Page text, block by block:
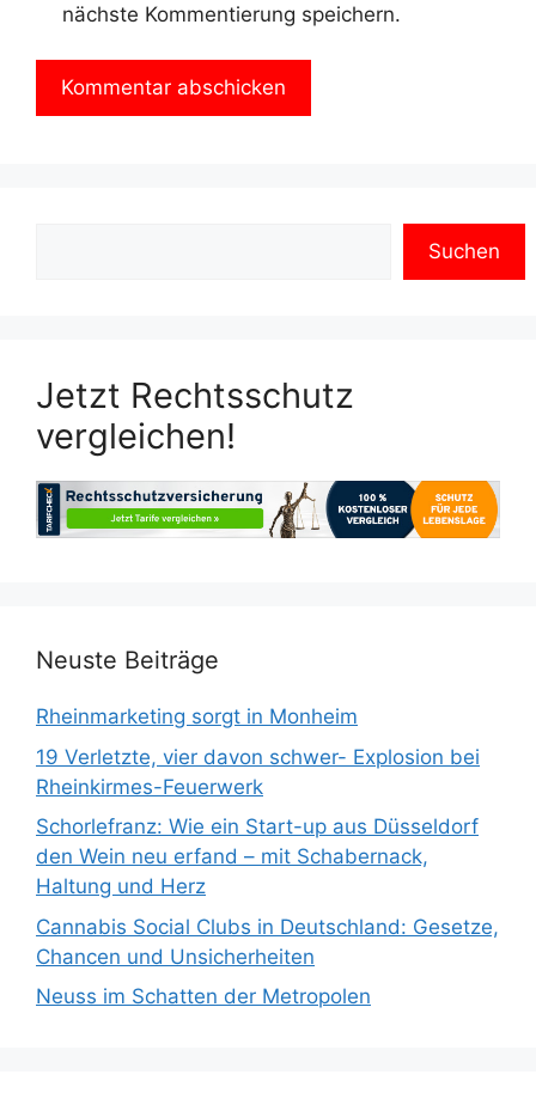
nächste Kommentierung speichern.
Suchen
Jetzt Rechtsschutz
vergleichen!
Neuste Beiträge
Rheinmarketing sorgt in Monheim
19 Verletzte, vier davon schwer- Explosion bei
Rheinkirmes-Feuerwerk
Schorlefranz: Wie ein Start-up aus Düsseldorf
den Wein neu erfand – mit Schabernack,
Haltung und Herz
Cannabis Social Clubs in Deutschland: Gesetze,
Chancen und Unsicherheiten
Neuss im Schatten der Metropolen